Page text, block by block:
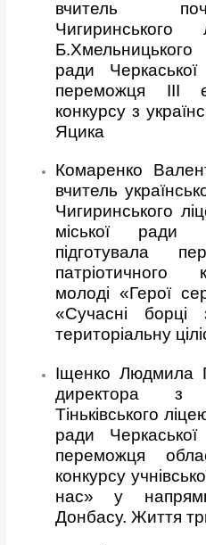
вчитель
Б.Хмельницького
ради Черкаської
переможця ІІІ
конкурсу з
Яцика
Комаренко
вчитель
Чигиринського
міської ради
підготувала
патріотичного
молоді «Герої
«Сучасні борці
територіальну
Іщенко Людмила
директора з
Тіньківського
ради Черкаської
переможця
конкурсу
нас» у
Донбасу. Життя